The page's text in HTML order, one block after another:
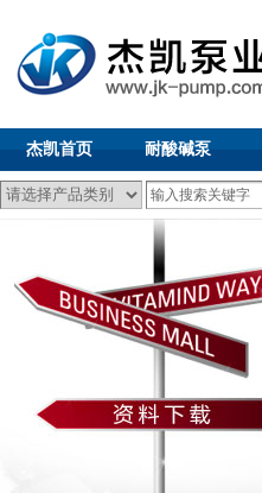
杰凯首页 耐酸碱泵